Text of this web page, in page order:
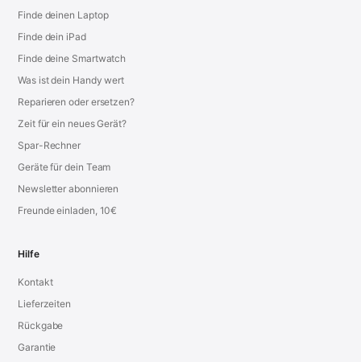
Finde deinen Laptop
Finde dein iPad
Finde deine Smartwatch
Was ist dein Handy wert
Reparieren oder ersetzen?
Zeit für ein neues Gerät?
Spar-Rechner
Geräte für dein Team
Newsletter abonnieren
Freunde einladen, 10€
Hilfe
Kontakt
Lieferzeiten
Rückgabe
Garantie